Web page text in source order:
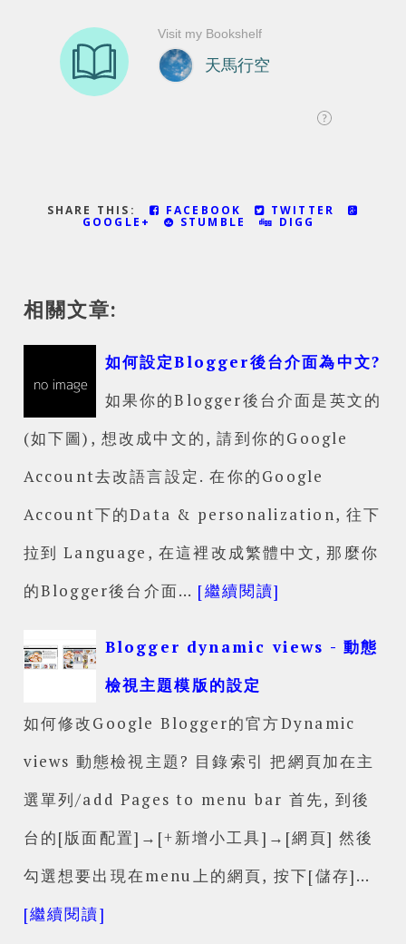
SHARE THIS: FACEBOOK TWITTER
GOOGLE+ STUMBLE DIGG
相關文章:
如何設定Blogger後台介面為中文?
如果你的Blogger後台介面是英文的
(如下圖), 想改成中文的, 請到你的Google
Account去改語言設定. 在你的Google
Account下的Data & personalization, 往下
拉到 Language, 在這裡改成繁體中文, 那麼你
的Blogger後台介面… [繼續閱讀]
Blogger dynamic views - 動態
檢視主題模版的設定
如何修改Google Blogger的官方Dynamic
views 動態檢視主題? 目錄索引 把網頁加在主
選單列/add Pages to menu bar 首先, 到後
台的[版面配置]→[+新增小工具]→[網頁] 然後
勾選想要出現在menu上的網頁, 按下[儲存]…
[繼續閱讀]